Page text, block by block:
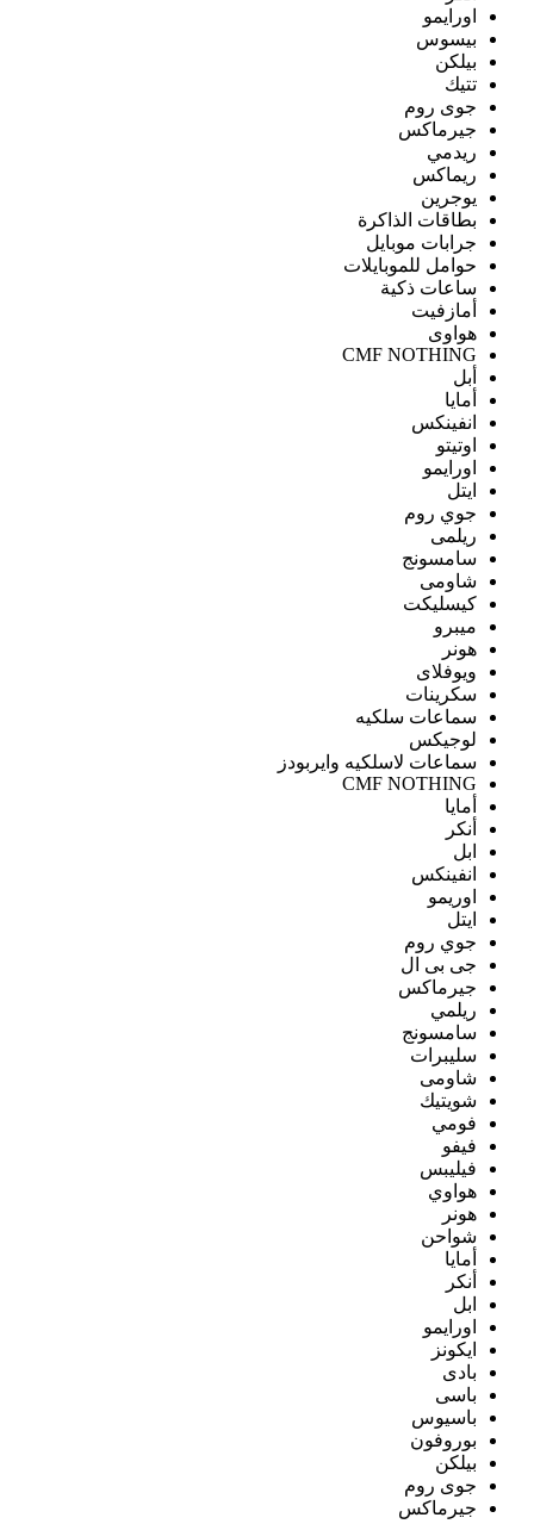
اورايمو
بيسوس
بيلكن
تتيك
جوى روم
جيرماكس
ريدمي
ريماكس
يوجرين
بطاقات الذاكرة
جرابات موبايل
حوامل للموبايلات
ساعات ذكية
أمازفيت
هواوى
CMF NOTHING
أبل
أمايا
انفينكس
اوتيتو
اورايمو
ايتل
جوي روم
ريلمى
سامسونج
شاومى
كيسليكت
ميبرو
هونر
ويوفلاى
سكرينات
سماعات سلكيه
لوجيكس
سماعات لاسلكيه وايربودز
CMF NOTHING
أمايا
أنكر
ابل
انفينكس
اوريمو
ايتل
جوي روم
جى بى ال
جيرماكس
ريلمي
سامسونج
سليبرات
شاومى
شويتيك
فومي
فيفو
فيليبس
هواوي
هونر
شواحن
أمايا
أنكر
ابل
اورايمو
ايكونز
بادى
باسى
باسيوس
بوروفون
بيلكن
جوى روم
جيرماكس